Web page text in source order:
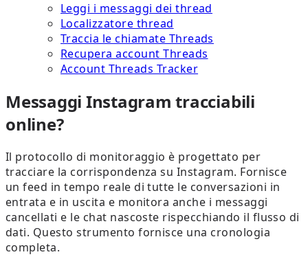
Leggi i messaggi dei thread
Localizzatore thread
Traccia le chiamate Threads
Recupera account Threads
Account Threads Tracker
Messaggi Instagram tracciabili
online?
Il protocollo di monitoraggio è progettato per
tracciare la corrispondenza su Instagram. Fornisce
un feed in tempo reale di tutte le conversazioni in
entrata e in uscita e monitora anche i messaggi
cancellati e le chat nascoste rispecchiando il flusso di
dati. Questo strumento fornisce una cronologia
completa.